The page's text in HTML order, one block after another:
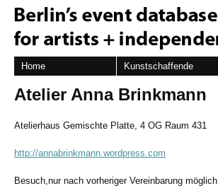
Home Kunstschaffende
Atelier Anna Brinkmann
Atelierhaus Gemischte Platte, 4 OG Raum 431
http://annabrinkmann.wordpress.com
Besuch,nur nach vorheriger Vereinbarung möglich